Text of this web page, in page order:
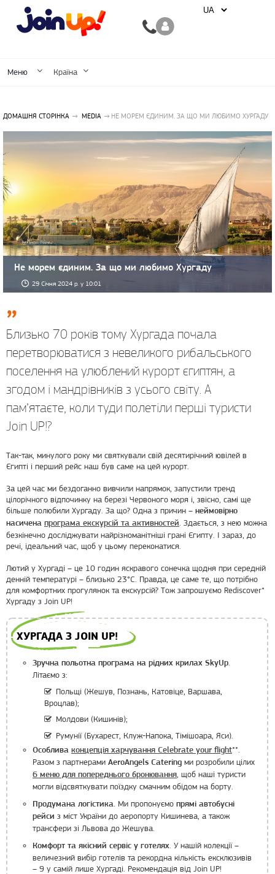
Меню Країна
ДОМАШНЯ СТОРІНКА MEDIA НЕ МОРЕМ ЄДИНИМ. ЗА ЩО МИ ЛЮБИМО ХУРГАДУ
Не морем єдиним. За що ми любимо Хургаду
29 Січня 2024 р. у 10:01
Близько 70 років тому Хургада почала
перетворюватися з невеликого рибальського
поселення на улюблений курорт єгиптян, а
згодом і мандрівників з усього світу. А
пам’ятаєте, коли туди полетіли перші туристи
Join UP!?
Так-так, минулого року ми святкували свій десятирічний ювілей в
Єгипті і перший рейс наш був саме на цей курорт.
За цей час ми бездоганно вивчили напрямок, запустили тренд
цілорічного відпочинку на березі Червоного моря і, звісно, самі ще
більше полюбили Хургаду. За що? Одна з причин – неймовірно
насичена програма екскурсій та активностей . Здається, з нею можна
безкінечно досліджувати найрізноманітніші грані Єгипту. І зараз, до
речі, ідеальний час, щоб у цьому переконатися.
Лютий у Хургаді – це 10 годин яскравого сонечка щодня при середній
денній температурі – близько 23°C. Правда, це саме те, що потрібно
для комфортних прогулянок та екскурсій? Тож запрошуємо Rediscover*
Хургаду з Join UP!
ХУРГАДА З JOIN UP!
Зручна польотна програма на рідних крилах SkyUp
Літаємо з:
Польщі (Жешув, Познань, Катовіце, Варшава,
Вроцлав);
Молдови (Кишинів);
Румунії (Бухарест, Клуж-Напока, Тімішоара, Яси).
Особлива концепція харчування Celebrate your flight**.
Разом з партнерами AeroAngels Catering ми розробили цілих
6 меню для попереднього бронювання , щоб наші туристи
могли відсвяткувати поїздку смачним обідом на борту.
Продумана логістика . Ми пропонуємо прямі автобусні
рейси з міст України до аеропорту Кишинева, а також
трансфери зі Львова до Жешува.
Комфорт та якісний сервіс у готелях . У нашій колекції –
величезний вибір готелів та рекордна кількість ексклюзивів
– 9 у самій лише Хургаді. Рекомендація від Join UP!